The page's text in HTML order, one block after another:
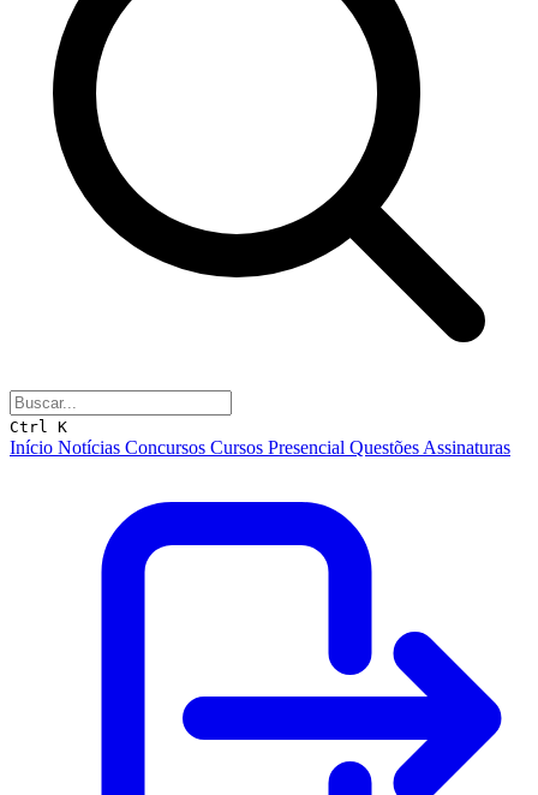
Ctrl K
Início Notícias Concursos Cursos Presencial Questões Assinaturas